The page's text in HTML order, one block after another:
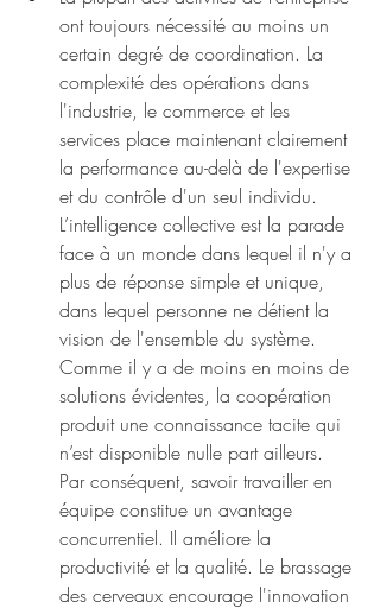
ont toujours nécessité au moins un
certain degré de coordination. La
complexité des opérations dans
l'industrie, le commerce et les
services place maintenant clairement
la performance au-delà de l'expertise
et du contrôle d'un seul individu.
L’intelligence collective est la parade
face à un monde dans lequel il n'y a
plus de réponse simple et unique,
dans lequel personne ne détient la
vision de l'ensemble du système.
Comme il y a de moins en moins de
solutions évidentes, la coopération
produit une connaissance tacite qui
n’est disponible nulle part ailleurs.
Par conséquent, savoir travailler en
équipe constitue un avantage
concurrentiel. Il améliore la
productivité et la qualité. Le brassage
des cerveaux encourage l'innovation